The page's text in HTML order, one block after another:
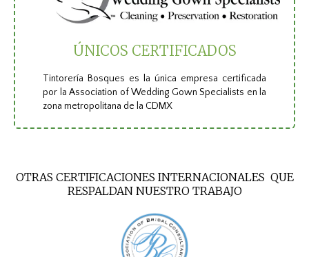
ÚNICOS CERTIFICADOS
Tintorería Bosques es la única empresa certificada
por la Association of Wedding Gown Specialists en la
zona metropolitana de la CDMX
OTRAS CERTIFICACIONES INTERNACIONALES QUE
RESPALDAN NUESTRO TRABAJO